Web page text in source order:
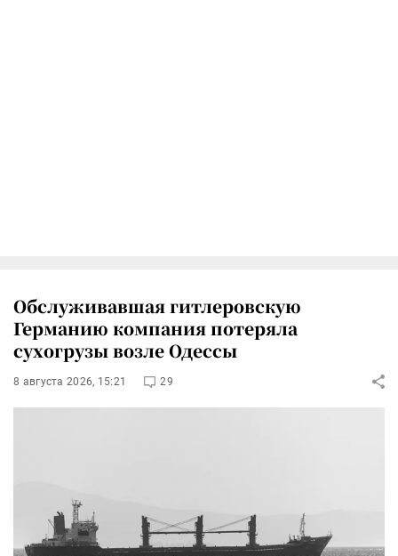
Обслуживавшая гитлеровскую
Германию компания потеряла
сухогрузы возле Одессы
8 августа 2026, 15:21 29